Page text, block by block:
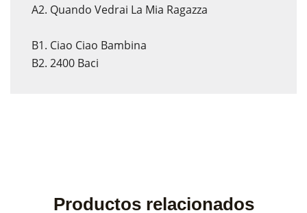
A2. Quando Vedrai La Mia Ragazza
B1. Ciao Ciao Bambina
B2. 2400 Baci
Productos relacionados